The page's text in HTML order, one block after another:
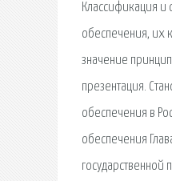
Классификация и
обеспечения, их
значение
презентация.
обеспечения в
обеспечения